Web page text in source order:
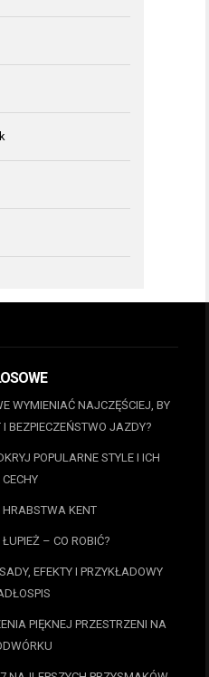
WYMIENIAĆ NAJCZĘŚCIEJ, BY
I BEZPIECZEŃSTWO JAZDY?
POPULARNE STYLE I ICH
CECHY
HRABSTWA KENT
– CO ROBIĆ?
EFEKTY I PRZYKŁADOWY
PIĘKNEJ PRZESTRZENI NA